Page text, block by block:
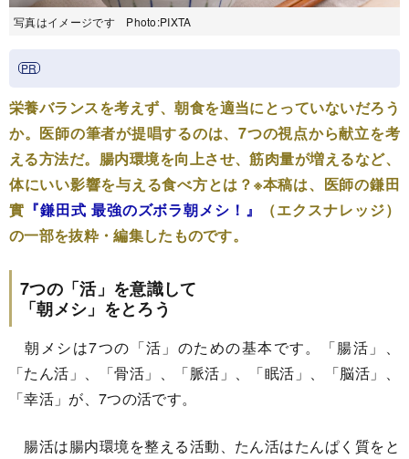
写真はイメージです Photo:PIXTA
栄養バランスを考えず、朝食を適当にとっていないだろう
か。医師の筆者が提唱するのは、7つの視点から献立を考
える方法だ。腸内環境を向上させ、筋肉量が増えるなど、
体にいい影響を与える食べ方とは？※本稿は、医師の鎌田
實 『鎌田式 最強のズボラ朝メシ！』
（エクスナレッジ）
の一部を抜粋・編集したものです。
7つの「活」を意識して
「朝メシ」をとろう
朝メシは7つの「活」のための基本です。「腸活」、
「たん活」、「骨活」、「脈活」、「眠活」、「脳活」、
「幸活」が、7つの活です。
腸活は腸内環境を整える活動、たん活はたんぱく質をと